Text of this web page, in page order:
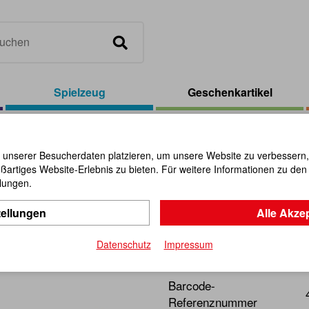
Spielzeug Geschenkartikel
Artikel-Nr.:106119
Hochwertiges
Barcode-
Referenznummer
Besucherdaten platzieren, um unsere Website zu
Website-Erlebnis zu bieten. Für weitere Informationen zu
Alle
Datenschutz Impressum